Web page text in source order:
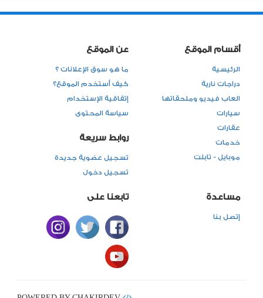
أقسام الموقع
الرئيسية
دراجات نارية
العاب فيديو وملحقاتها
سيارات
عقارات
خدمات
موبايل - تابلت
عن الموقع
ما هو سوق الإعلانات ؟
كيف أستخدم الموقع؟
إتفاقية الإستخدام
سياسة المحتوى
روابط سريعة
تسجيل عضوية جديدة
تسجيل دخول
مساعدة
إتصل بنا
تابعنا على